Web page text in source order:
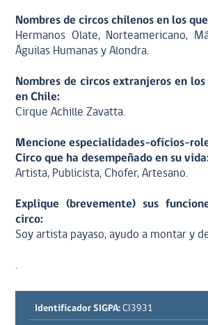
Nombres de circos chilenos en los
Hermanos Olate, Norteamericano,
Águilas Humanas y Alondra.
Nombres de circos extranjeros en
en Chile:
Cirque Achille Zavatta.
Mencione especialidades-oficios-
Circo que ha desempeñado en su vida:
Artista, Publicista, Chofer, Artesano.
Explique (brevemente) sus
circo:
Soy artista payaso, ayudo a montar y
.
Identificador SIGPA: CI3931